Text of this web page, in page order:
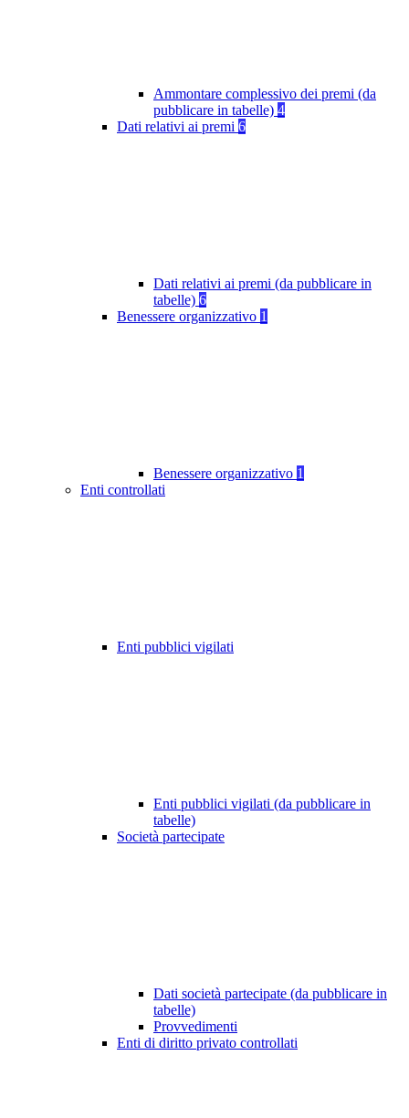
Ammontare complessivo dei premi (da
pubblicare in tabelle) 4
Dati relativi ai premi 6
Dati relativi ai premi (da pubblicare in
tabelle) 6
Benessere organizzativo 1
Benessere organizzativo 1
Enti controllati
Enti pubblici vigilati
Enti pubblici vigilati (da pubblicare in
tabelle)
Società partecipate
Dati società partecipate (da pubblicare in
tabelle)
Provvedimenti
Enti di diritto privato controllati